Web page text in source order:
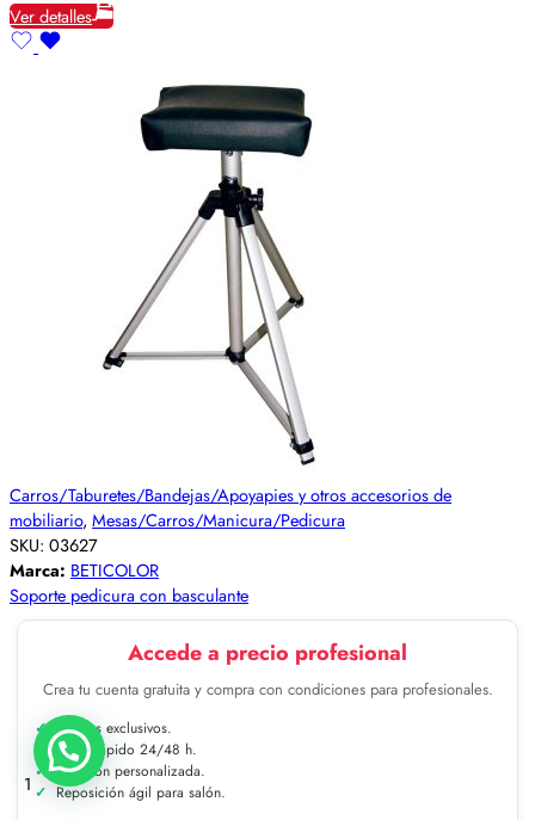
Ver detalles
Carros/Taburetes/Bandejas/Apoyapies y otros accesorios de
mobiliario, Mesas/Carros/Manicura/Pedicura
SKU: 03627
Marca: BETICOLOR
Soporte pedicura con basculante
Accede a precio profesional
Crea tu cuenta gratuita y compra con condiciones para profesionales.
Precios exclusivos.
Envío rápido 24/48 h.
Atención personalizada.
Reposición ágil para salón.
1